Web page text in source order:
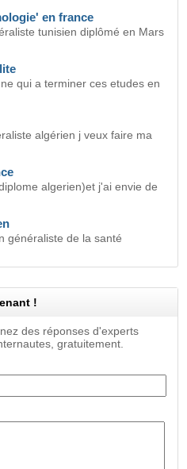
en france
tunisien diplômé en Mars
qui a terminer ces etudes en
algérien j veux faire ma
algerien)et j'ai envie de
généraliste de la santé
!
des réponses d'experts
gratuitement.